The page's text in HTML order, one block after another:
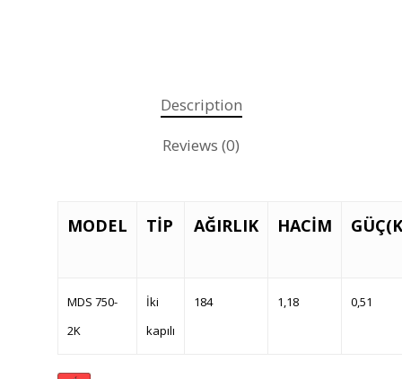
Description
Reviews (0)
MODEL TİP AĞIRLIK HACİM
MDS 750-
2K
İki
kapılı
184 1,18 0,51